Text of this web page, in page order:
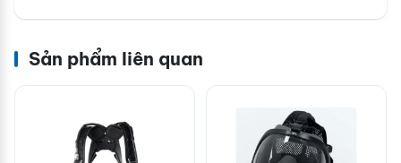
Sản phẩm liên quan